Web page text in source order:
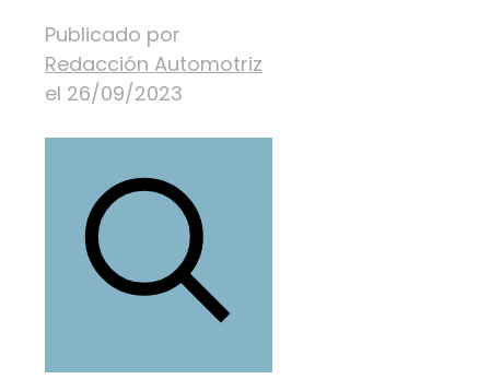
Publicado por
Redacción Automotriz
el 26/09/2023